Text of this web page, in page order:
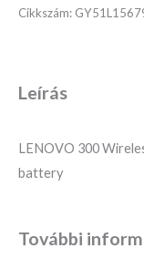
Cikkszám:
Leírás
LENOVO 300
battery
További